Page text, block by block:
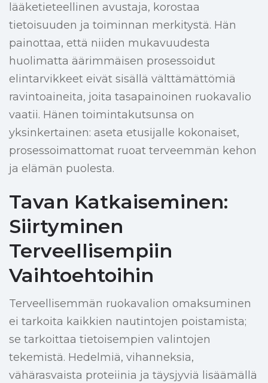
lääketieteellinen avustaja, korostaa
tietoisuuden ja toiminnan merkitystä. Hän
painottaa, että niiden mukavuudesta
huolimatta äärimmäisen prosessoidut
elintarvikkeet eivät sisällä välttämättömiä
ravintoaineita, joita tasapainoinen ruokavalio
vaatii. Hänen toimintakutsunsa on
yksinkertainen: aseta etusijalle kokonaiset,
prosessoimattomat ruoat terveemmän kehon
ja elämän puolesta.
Tavan Katkaiseminen:
Siirtyminen
Terveellisempiin
Vaihtoehtoihin
Terveellisemmän ruokavalion omaksuminen
ei tarkoita kaikkien nautintojen poistamista;
se tarkoittaa tietoisempien valintojen
tekemistä. Hedelmiä, vihanneksia,
vähärasvaista proteiinia ja täysjyviä lisäämällä